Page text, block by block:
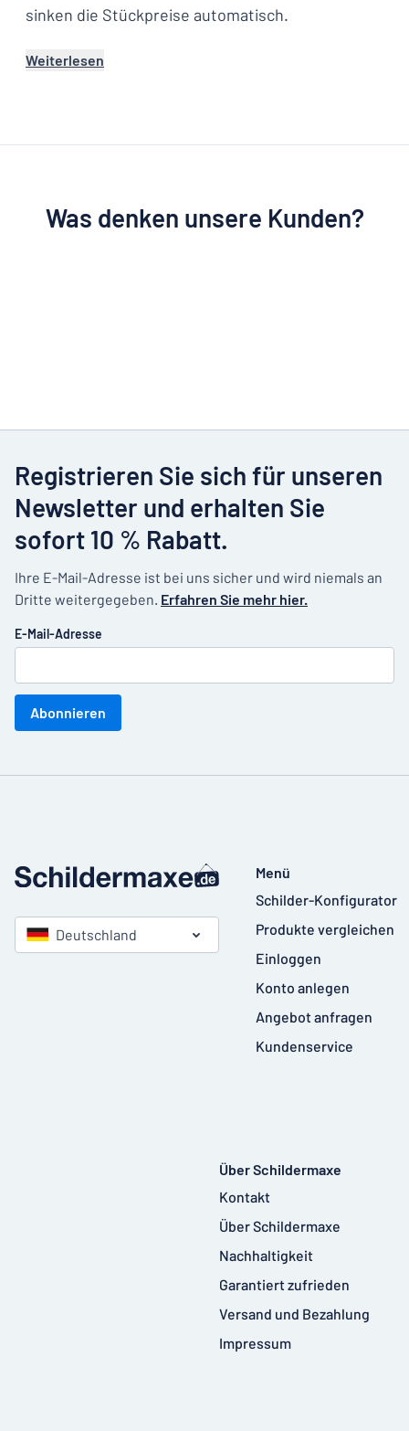
sinken die Stückpreise automatisch.
Weiterlesen
Was denken unsere Kunden?
Registrieren Sie sich für unseren
Newsletter und erhalten Sie
sofort 10 % Rabatt.
Ihre E-Mail-Adresse ist bei uns sicher und wird niemals an
Dritte weitergegeben. Erfahren Sie mehr hier.
E-Mail-Adresse
Abonnieren
Deutschland
Menü
Schilder-Konfigurator
Produkte vergleichen
Einloggen
Konto anlegen
Angebot anfragen
Kundenservice
Über Schildermaxe
Kontakt
Über Schildermaxe
Nachhaltigkeit
Garantiert zufrieden
Versand und Bezahlung
Impressum